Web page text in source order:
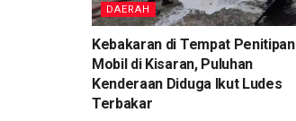
DAERAH
Kebakaran di Tempat Penitipan
Mobil di Kisaran, Puluhan
Kenderaan Diduga Ikut Ludes
Terbakar